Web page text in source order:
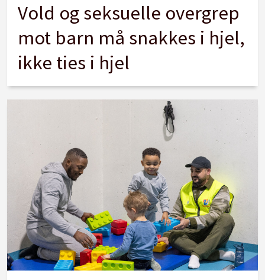
Vold og seksuelle overgrep
mot barn må snakkes i hjel,
ikke ties i hjel